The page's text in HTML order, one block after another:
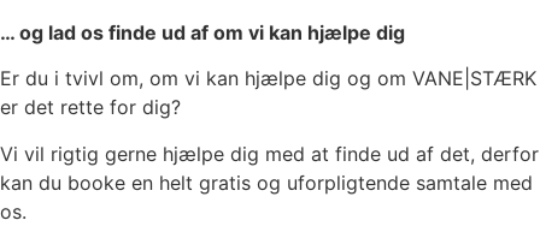
… og lad os finde ud af om vi kan hjælpe dig
Er du i tvivl om, om vi kan hjælpe dig og om VANE|STÆRK
er det rette for dig?
Vi vil rigtig gerne hjælpe dig med at finde ud af det, derfor
kan du booke en helt gratis og uforpligtende samtale med
os.